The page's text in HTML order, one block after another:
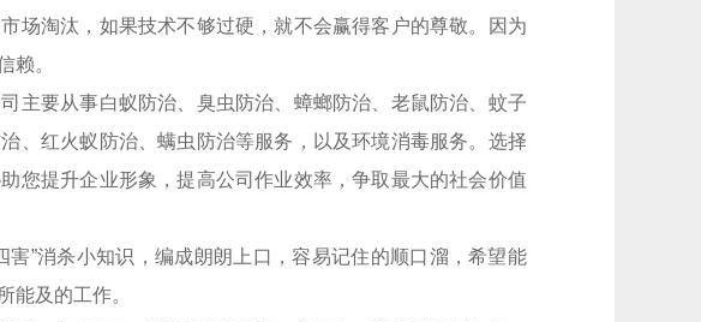
场淘汰，如果技术不够过硬，就不会赢得客户的尊敬。因为
赖。
主要从事白蚁防治、臭虫防治、蟑螂防治、老鼠防治、蚊子
、红火蚁防治、螨虫防治等服务，以及环境消毒服务。选择
您提升企业形象，提高公司作业效率，争取最大的社会价值
害”消杀小知识，编成朗朗上口，容易记住的顺口溜，希望能
能及的工作。